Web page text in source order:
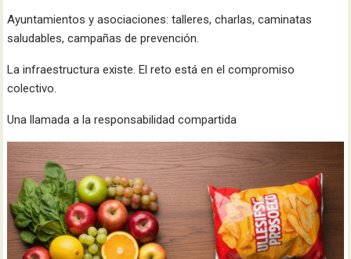
Ayuntamientos y asociaciones: talleres, charlas, caminatas
saludables, campañas de prevención.
La infraestructura existe. El reto está en el compromiso
colectivo.
Una llamada a la responsabilidad compartida